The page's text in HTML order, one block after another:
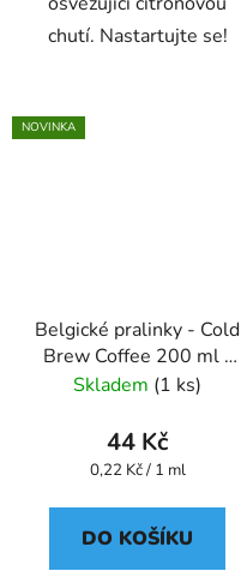
chutí. Nastartujte se!
NOVINKA
Belgické pralinky - Cold
Brew Coffee 200 ml -
Oxalis
Skladem (1 ks)
44 Kč
Měrná
0,22 Kč / 1 ml
DO KOŠÍKU